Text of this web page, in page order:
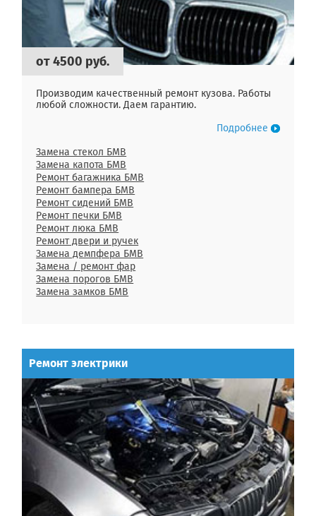
от 4500 руб.
Производим качественный ремонт кузова. Работы
любой сложности. Даем гарантию.
Подробнее
Замена стекол БМВ
Замена капота БМВ
Ремонт багажника БМВ
Ремонт бампера БМВ
Ремонт сидений БМВ
Ремонт печки БМВ
Ремонт люка БМВ
Ремонт двери и ручек
Замена демпфера БМВ
Замена / ремонт фар
Замена порогов БМВ
Замена замков БМВ
Ремонт электрики